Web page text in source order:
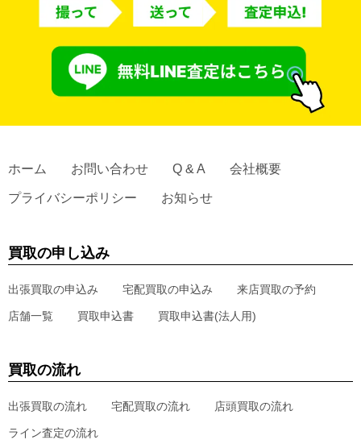
ホーム お問い合わせ Q & A 会社概要
プライバシーポリシー お知らせ
買取の申し込み
出張買取の申込み 宅配買取の申込み 来店買取の予約
店舗一覧 買取申込書 買取申込書(法人用)
買取の流れ
出張買取の流れ 宅配買取の流れ 店頭買取の流れ
ライン査定の流れ